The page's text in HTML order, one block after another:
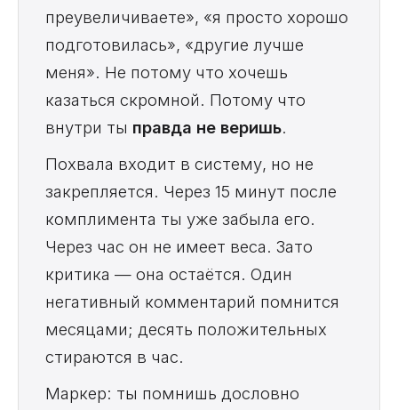
преувеличиваете», «я просто хорошо
подготовилась», «другие лучше
меня». Не потому что хочешь
казаться скромной. Потому что
внутри ты правда не веришь.
Похвала входит в систему, но не
закрепляется. Через 15 минут после
комплимента ты уже забыла его.
Через час он не имеет веса. Зато
критика — она остаётся. Один
негативный комментарий помнится
месяцами; десять положительных
стираются в час.
Маркер: ты помнишь дословно